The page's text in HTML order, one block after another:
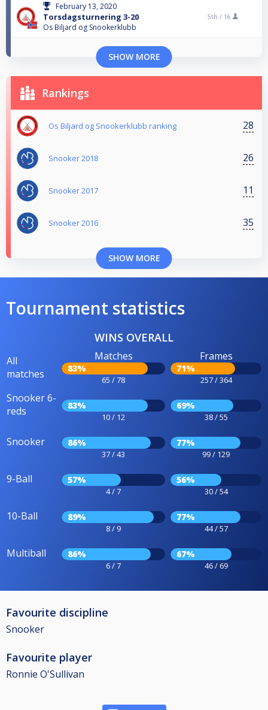
February 13, 2020
Torsdagsturnering 3-20
Os Biljard og Snookerklubb
5th / 16
SHOW MORE
Rankings
Os Biljard og Snookerklubb ranking 28
Snooker 2018 26
Snooker 2017 11
Snooker 2016 35
SHOW MORE
Tournament statistics
WINS OVERALL
All
matches
Matches
83%
65 / 78
Frames
71%
257 / 364
Snooker 6-
reds
83%
10 / 12
69%
38 / 55
Snooker 86%
37 / 43
77%
99 / 129
9-Ball 57%
4 / 7
56%
30 / 54
10-Ball 89%
8 / 9
77%
44 / 57
Multiball 86%
6 / 7
67%
46 / 69
Favourite discipline
Snooker
Favourite player
Ronnie O'Sullivan